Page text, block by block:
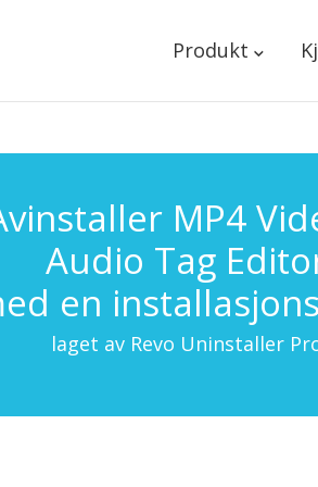
Produkt
MP4
Audio Tag
en
laget av Revo Uninstaller